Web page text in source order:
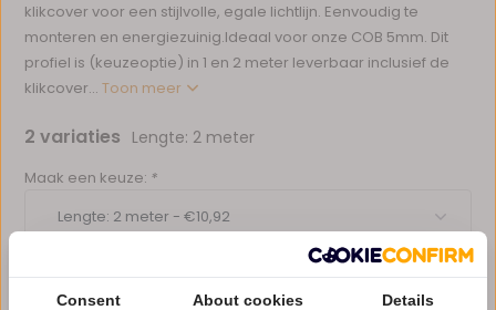
klikcover voor een stijlvolle, egale lichtlijn. Eenvoudig te
monteren en energiezuinig.Ideaal voor onze COB 5mm. Dit
profiel is (keuzeoptie) in 1 en 2 meter leverbaar inclusief de
klikcover...Toon meer
2 variaties Lengte: 2 meter
Maak een keuze: *
Voor 14:00 uur besteld, dezelfde dag verzonden*
Consent About cookies Details